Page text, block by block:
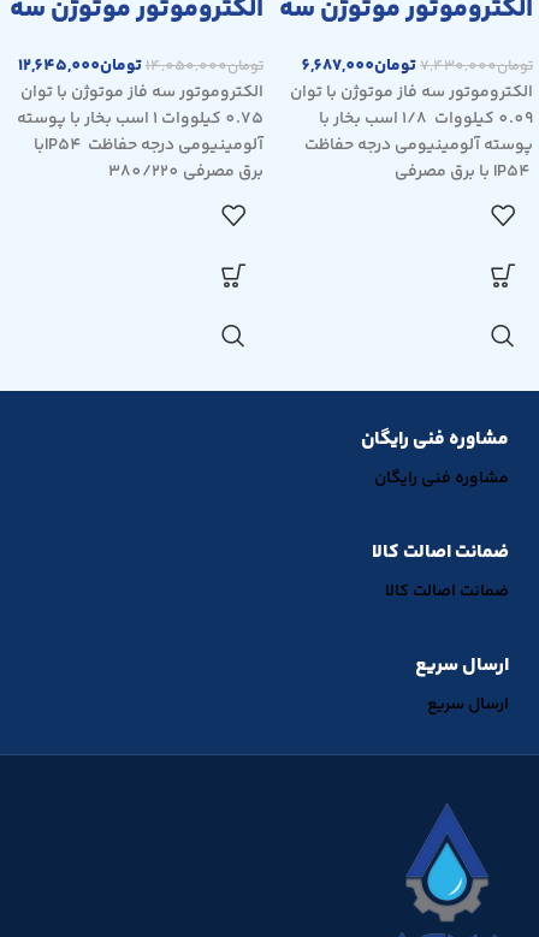
الکتروموتور موتوژن سه
اسب ، 3000 دور،
پوسته آلومینیوم
تومان7,430,000تومان6,687,000
الکتروموتور سه فاز موتوژن با توان
0.09 کیلووات 1/8 اسب بخار با
پوسته آلومینیومی درجه حفاظت
الکتروموتور موتوژن سه
اسب ، 1500 دور، پوسته
آلومینیوم
تومان14,050,000تومان12,645,000
الکتروموتور سه فاز موتوژن با توان
0.75 کیلووات 1 اسب بخار با پوسته
آلومینیومی درجه حفاظت IP54با
برق مصرفی 380/220
مشاوره فنی رایگان
مشاوره فنی رایگان
ضمانت اصالت کالا
ضمانت اصالت کالا
ارسال سریع
ارسال سریع